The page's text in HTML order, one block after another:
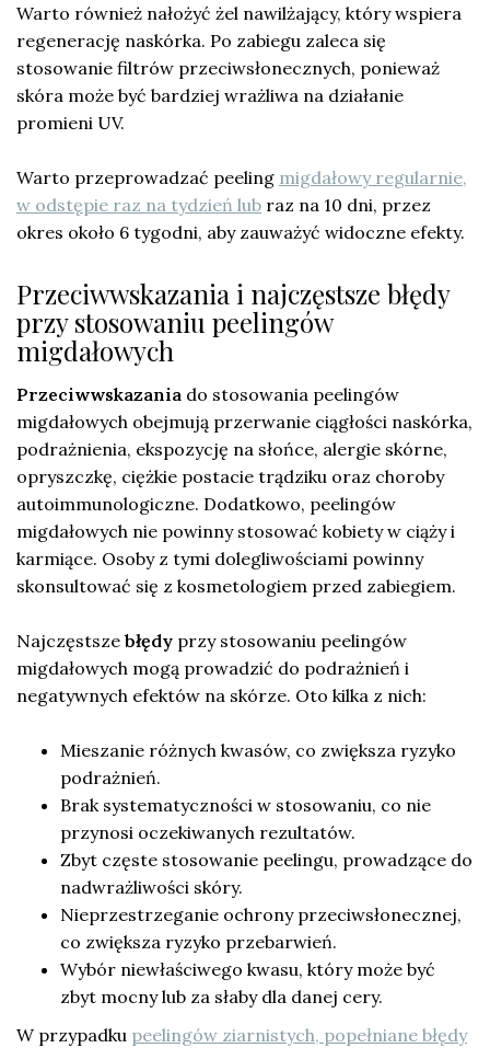
Warto również nałożyć żel nawilżający, który wspiera
regenerację naskórka. Po zabiegu zaleca się
stosowanie filtrów przeciwsłonecznych, ponieważ
skóra może być bardziej wrażliwa na działanie
promieni UV.
Warto przeprowadzać peeling migdałowy regularnie,
w odstępie raz na tydzień lub raz na 10 dni, przez
okres około 6 tygodni, aby zauważyć widoczne efekty.
Przeciwwskazania i najczęstsze błędy
przy stosowaniu peelingów
migdałowych
Przeciwwskazania do stosowania peelingów
migdałowych obejmują przerwanie ciągłości naskórka,
podrażnienia, ekspozycję na słońce, alergie skórne,
opryszczkę, ciężkie postacie trądziku oraz choroby
autoimmunologiczne. Dodatkowo, peelingów
migdałowych nie powinny stosować kobiety w ciąży i
karmiące. Osoby z tymi dolegliwościami powinny
skonsultować się z kosmetologiem przed zabiegiem.
Najczęstsze błędy przy stosowaniu peelingów
migdałowych mogą prowadzić do podrażnień i
negatywnych efektów na skórze. Oto kilka z nich:
Mieszanie różnych kwasów, co zwiększa ryzyko
podrażnień.
Brak systematyczności w stosowaniu, co nie
przynosi oczekiwanych rezultatów.
Zbyt częste stosowanie peelingu, prowadzące do
nadwrażliwości skóry.
Nieprzestrzeganie ochrony przeciwsłonecznej,
co zwiększa ryzyko przebarwień.
Wybór niewłaściwego kwasu, który może być
zbyt mocny lub za słaby dla danej cery.
W przypadku peelingów ziarnistych, popełniane błędy